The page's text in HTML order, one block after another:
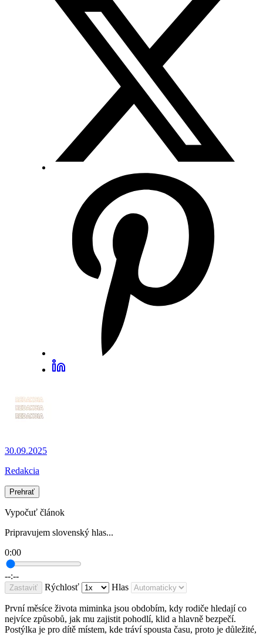
30.09.2025
Redakcia
Prehrať
Vypočuť článok
Pripravujem slovenský hlas...
0:00
--:--
Zastaviť Rýchlosť Hlas
První měsíce života miminka jsou obdobím, kdy rodiče hledají co
nejvíce způsobů, jak mu zajistit pohodlí, klid a hlavně bezpečí.
Postýlka je pro dítě místem, kde tráví spousta času, proto je důležité,